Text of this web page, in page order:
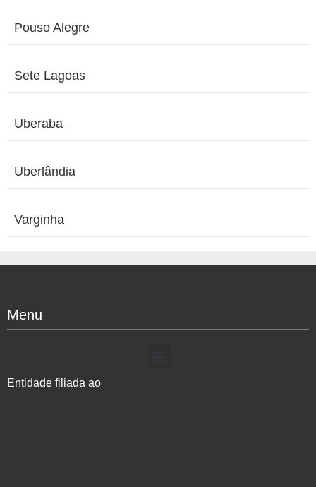
Pouso Alegre
Sete Lagoas
Uberaba
Uberlândia
Varginha
Menu
Entidade filiada ao